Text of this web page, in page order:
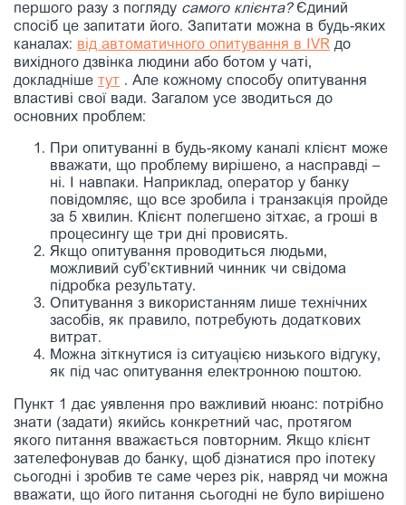
першого разу з погляду самого клієнта? Єдиний
спосіб це запитати його. Запитати можна в будь-яких
каналах: від автоматичного опитування в IVR до
вихідного дзвінка людини або ботом у чаті,
докладніше тут . Але кожному способу опитування
властиві свої вади. Загалом усе зводиться до
основних проблем:
При опитуванні в будь-якому каналі клієнт може
вважати, що проблему вирішено, а насправді –
ні. І навпаки. Наприклад, оператор у банку
повідомляє, що все зробила і транзакція пройде
за 5 хвилин. Клієнт полегшено зітхає, а гроші в
процесингу ще три дні провисять.
Якщо опитування проводиться людьми,
можливий суб’єктивний чинник чи свідома
підробка результату.
Опитування з використанням лише технічних
засобів, як правило, потребують додаткових
витрат.
Можна зіткнутися із ситуацією низького відгуку,
як під час опитування електронною поштою.
Пункт 1 дає уявлення про важливий нюанс: потрібно
знати (задати) якийсь конкретний час, протягом
якого питання вважається повторним. Якщо клієнт
зателефонував до банку, щоб дізнатися про іпотеку
сьогодні і зробив те саме через рік, навряд чи можна
вважати, що його питання сьогодні не було вирішено